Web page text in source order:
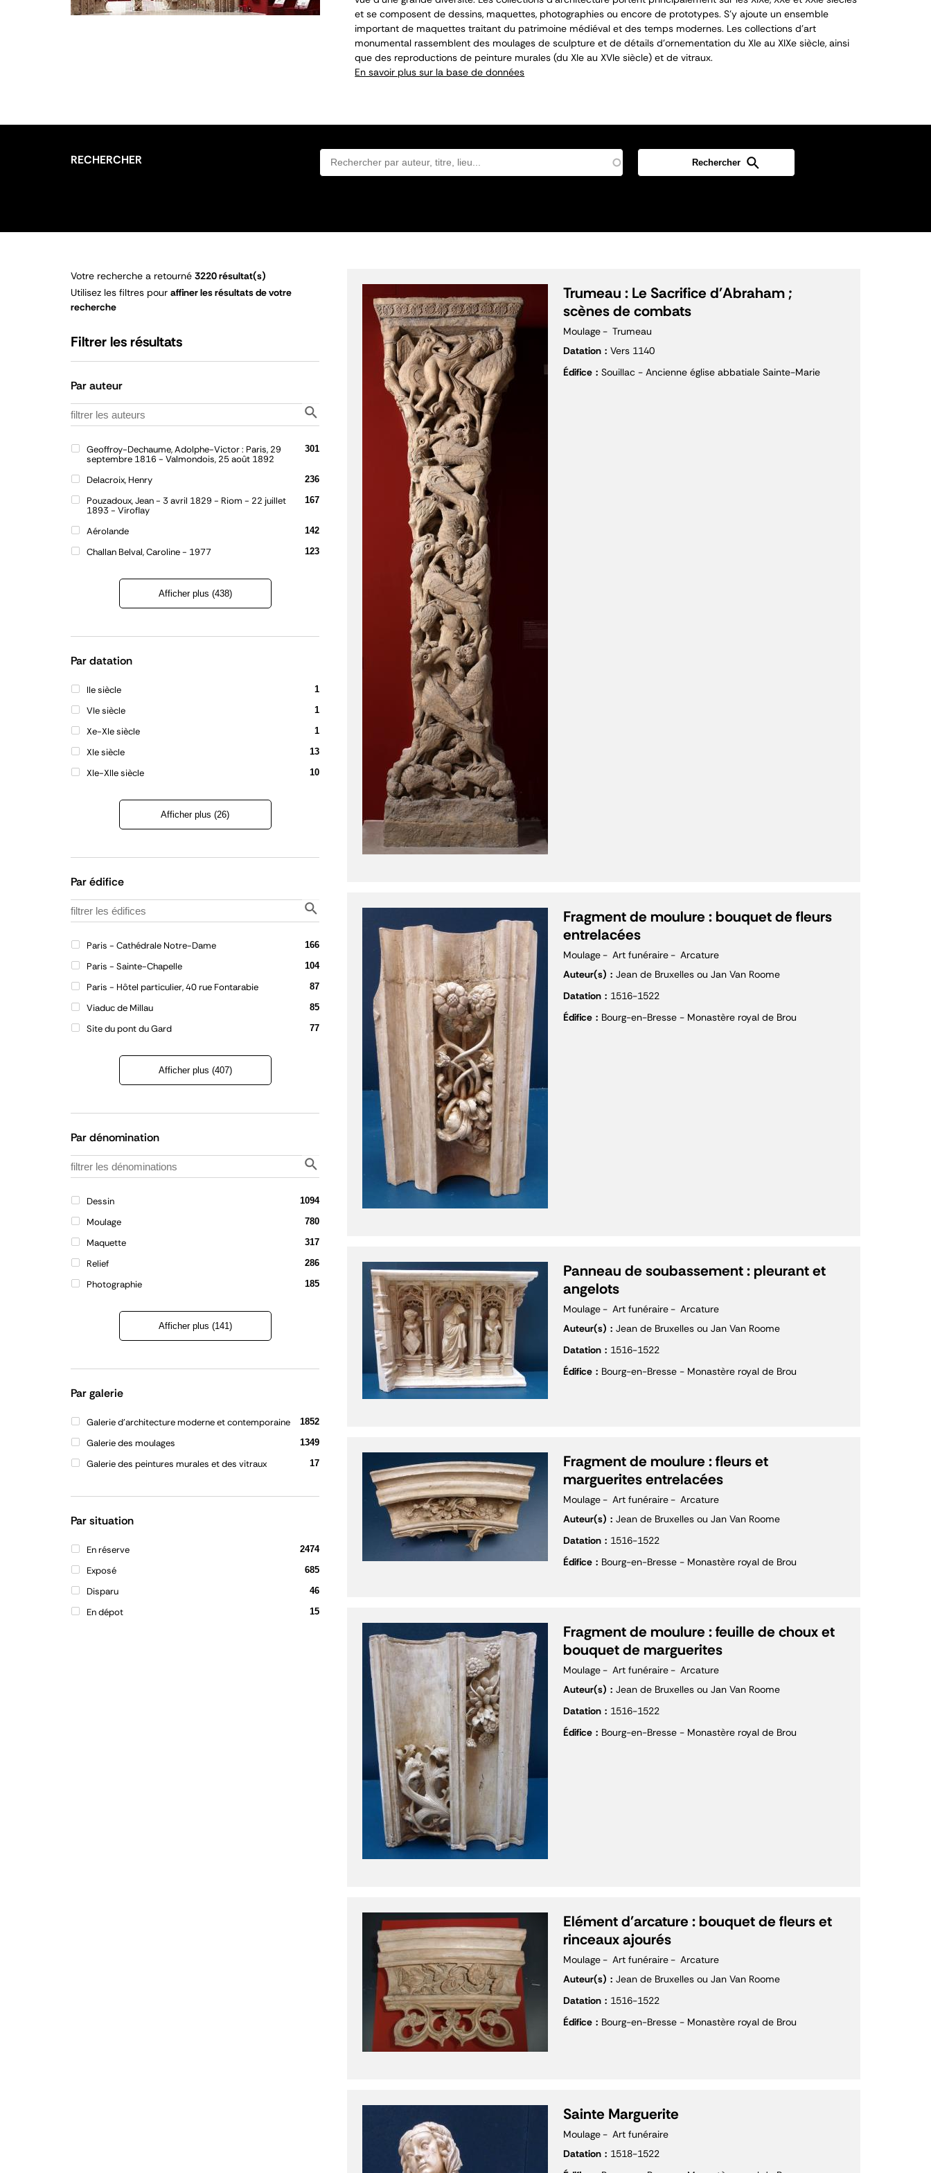
et se composent de dessins, maquettes, photographies ou encore de prototypes. S’y ajoute un ensemble
important de maquettes traitant du patrimoine médiéval et des temps modernes. Les collections d’art
monumental rassemblent des moulages de sculpture et de détails d’ornementation du XIe au XIXe siècle, ainsi
que des reproductions de peinture murales (du XIe au XVIe siècle) et de vitraux.
En savoir plus sur la base de données
RECHERCHER
Votre recherche a retourné 3220 résultat(s)
Utilisez les filtres pour affiner les résultats de votre
recherche
Filtrer les résultats
Par auteur
Geoffroy-Dechaume, Adolphe-Victor : Paris, 29
septembre 1816 - Valmondois, 25 août 1892
301
Delacroix, Henry 236
Pouzadoux, Jean - 3 avril 1829 - Riom - 22 juillet
1893 - Viroflay
167
Aérolande 142
Challan Belval, Caroline - 1977 123
Afficher plus (438)
la
Par datation
IIe siècle 1
VIe siècle 1
Xe-XIe siècle 1
XIe siècle 13
XIe-XIIe siècle 10
Afficher plus (26)
la
Par édifice
Paris - Cathédrale Notre-Dame 166
Paris - Sainte-Chapelle 104
Paris - Hôtel particulier, 40 rue Fontarabie 87
Viaduc de Millau 85
Site du pont du Gard 77
Afficher plus (407)
la
Par dénomination
Dessin 1094
Moulage 780
Maquette 317
Relief 286
Photographie 185
Afficher plus (141)
la
Par galerie
Galerie d'architecture moderne et contemporaine 1852
Galerie des moulages 1349
Galerie des peintures murales et des vitraux 17
Par situation
En réserve 2474
Exposé 685
Disparu 46
En dépot 15
Trumeau : Le Sacrifice d'Abraham ;
scènes de combats
Moulage
Trumeau
Datation
Vers 1140
Édifice
Souillac - Ancienne église abbatiale Sainte-Marie
Fragment de moulure : bouquet de fleurs
entrelacées
Moulage Art funéraire
Arcature
Auteur(s)
Jean de Bruxelles ou Jan Van Roome
Datation
1516-1522
Édifice
Bourg-en-Bresse - Monastère royal de Brou
Panneau de soubassement : pleurant et
angelots
Moulage Art funéraire
Arcature
Auteur(s)
Jean de Bruxelles ou Jan Van Roome
Datation
1516-1522
Édifice
Bourg-en-Bresse - Monastère royal de Brou
Fragment de moulure : fleurs et
marguerites entrelacées
Moulage Art funéraire
Arcature
Auteur(s)
Jean de Bruxelles ou Jan Van Roome
Datation
1516-1522
Édifice
Bourg-en-Bresse - Monastère royal de Brou
Fragment de moulure : feuille de choux et
bouquet de marguerites
Moulage Art funéraire
Arcature
Auteur(s)
Jean de Bruxelles ou Jan Van Roome
Datation
1516-1522
Édifice
Bourg-en-Bresse - Monastère royal de Brou
Elément d'arcature : bouquet de fleurs et
rinceaux ajourés
Moulage Art funéraire
Arcature
Auteur(s)
Jean de Bruxelles ou Jan Van Roome
Datation
1516-1522
Édifice
Bourg-en-Bresse - Monastère royal de Brou
Sainte Marguerite
Moulage
Art funéraire
Datation
1518-1522